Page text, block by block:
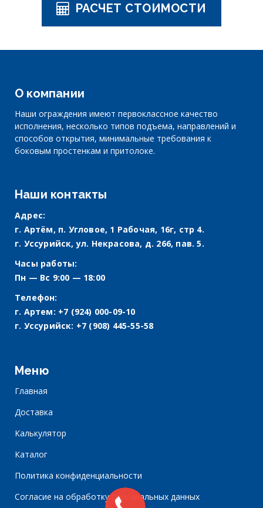
РАСЧЕТ СТОИМОСТИ
О компании
Наши ограждения имеют первоклассное качество
исполнения, несколько типов подъема, направлений и
способов открытия, минимальные требования к
боковым простенкам и притолоке.
Наши контакты
Адрес:
г. Артём, п. Угловое, 1 Рабочая, 16г, стр 4.
г. Уссурийск, ул. Некрасова, д. 266, пав. 5.
Часы работы:
Пн — Вс 9:00 — 18:00
Телефон:
г. Артем: +7 (924) 000-09-10
г. Уссурийск: +7 (908) 445-55-58
Меню
Главная
Доставка
Калькулятор
Каталог
Политика конфиденциальности
Согласие на обработку персональных данных